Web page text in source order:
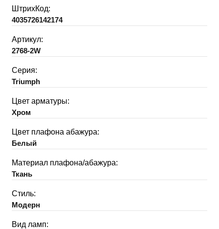
ШтрихКод:
4035726142174
Артикул:
2768-2W
Серия:
Triumph
Цвет арматуры:
Хром
Цвет плафона абажура:
Белый
Материал плафона/абажура:
Ткань
Стиль:
Модерн
Вид ламп: